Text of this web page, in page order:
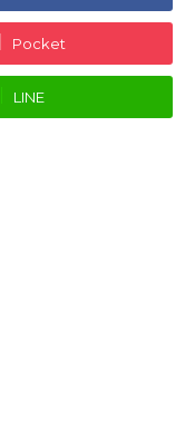
Pocket
LINE